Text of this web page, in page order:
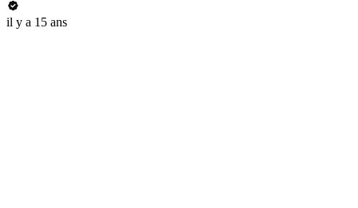
il y a 15 ans